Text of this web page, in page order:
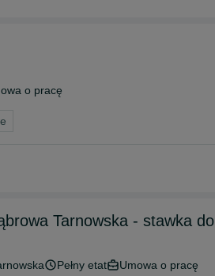
o pracę
Tarnowska - stawka
Pełny etat Umowa o pracę